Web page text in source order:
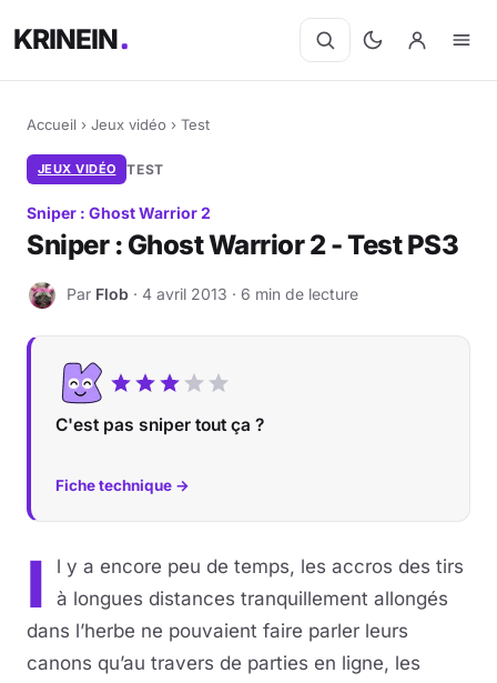
KRINEIN
Accueil › Jeux vidéo › Test
JEUX VIDÉO TEST
Sniper : Ghost Warrior 2
Sniper : Ghost Warrior 2 - Test PS3
F Par Flob · 4 avril 2013 · 6 min de lecture
C'est pas sniper tout ça ?
Fiche technique →
I
l y a encore peu de temps, les accros des tirs
à longues distances tranquillement allongés
dans l’herbe ne pouvaient faire parler leurs
canons qu’au travers de parties en ligne, les